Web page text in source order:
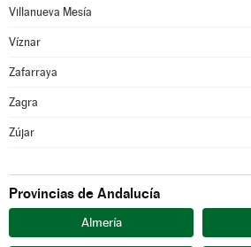
Villanueva Mesía
Víznar
Zafarraya
Zagra
Zújar
Provincias de Andalucía
Almería